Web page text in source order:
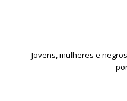
Jovens, mulheres e